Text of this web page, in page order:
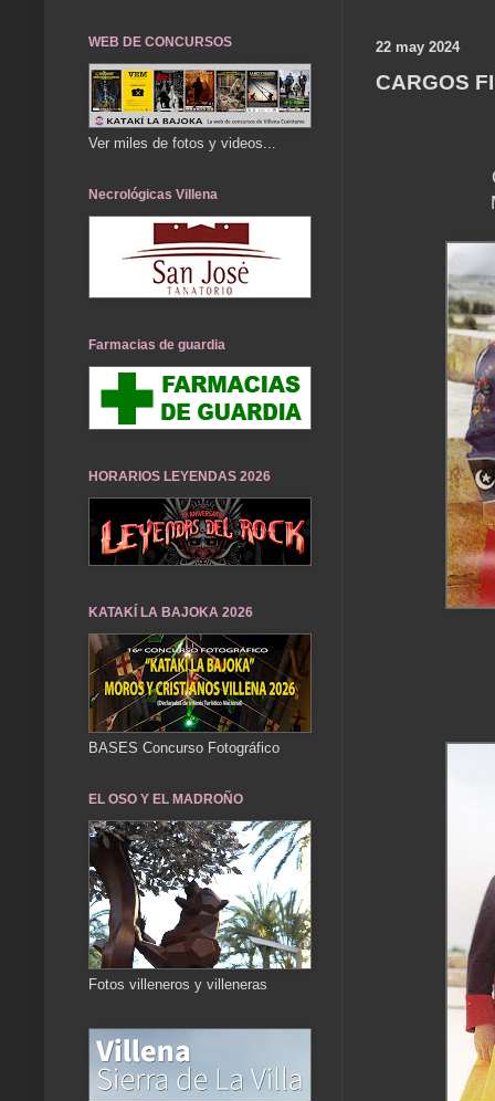
22 may 2024
CARGOS
WEB DE CONCURSOS
Ver miles de fotos y videos...
Necrológicas Villena
Farmacias de guardia
HORARIOS LEYENDAS 2026
KATAKÍ LA BAJOKA 2026
BASES Concurso Fotográfico
EL OSO Y EL MADROÑO
Fotos villeneros y villeneras